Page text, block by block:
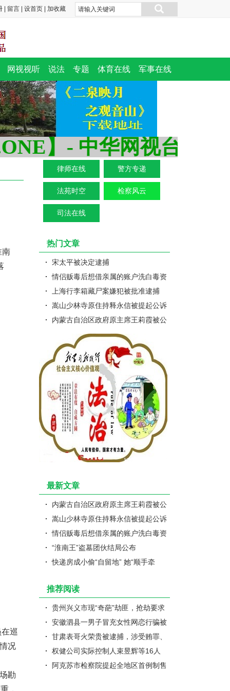
留言 设首页 加收藏
网视视听 说法 专题 体育在线 军事在线
】- 中华网视台--看世
南
巡
况
勘
，
律师在线 警方专递
法苑时空 检察风云
司法在线
热门文章
宋太平被决定逮捕
情侣贩毒后想借亲属的账户洗白毒资
双双获刑
上海行李箱藏尸案嫌犯被批准逮捕
嵩山少林寺原住持释永信被提起公诉
内蒙古自治区政府原主席王莉霞被公
最新文章
内蒙古自治区政府原主席王莉霞被公
诉
嵩山少林寺原住持释永信被提起公诉
情侣贩毒后想借亲属的账户洗白毒资
双双获刑
“淮南王”盗墓团伙结局公布
快递房成小偷“自留地” 她“顺手牵
推荐阅读
贵州兴义市现“奇葩”劫匪，抢劫要求
扫码支付
安徽泗县一男子冒充女性网恋行骗被
批捕
甘肃表哥火荣贵被逮捕，涉受贿罪、
挪用公款罪、滥用职权罪
权健公司实际控制人束昱辉等16人
被批准逮捕
阿克苏市检察院提起全地区首例制售